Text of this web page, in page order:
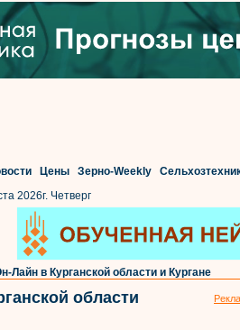
Цены Зерно-Weekly
2026г. Четверг
Лайн в Курганской области и Кургане
области